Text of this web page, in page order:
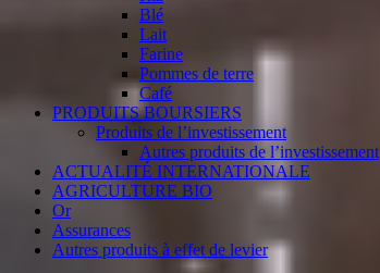
Blé
Lait
Farine
Pommes de terre
Café
PRODUITS BOURSIERS
Produits de l’investissement
Autres produits de l’investissement
ACTUALITÉ INTERNATIONALE
AGRICULTURE BIO
Or
Assurances
Autres produits à effet de levier